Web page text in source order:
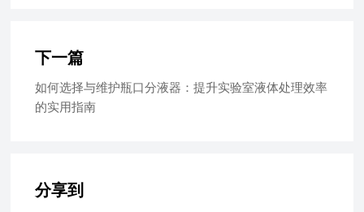
下一篇
如何选择与维护瓶口分液器：提升实验室液体处理效率
的实用指南
分享到